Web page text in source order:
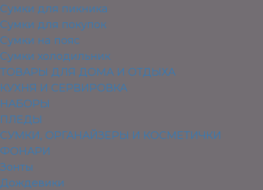
Сумки для пикника
Сумки для покупок
Сумки на пояс
Сумки холодильник
ТОВАРЫ ДЛЯ ДОМА И ОТДЫХА
КУХНЯ И СЕРВИРОВКА
НАБОРЫ
ПЛЕДЫ
СУМКИ, ОРГАНАЙЗЕРЫ И КОСМЕТИЧКИ
ФОНАРИ
Зонты
Дождевики